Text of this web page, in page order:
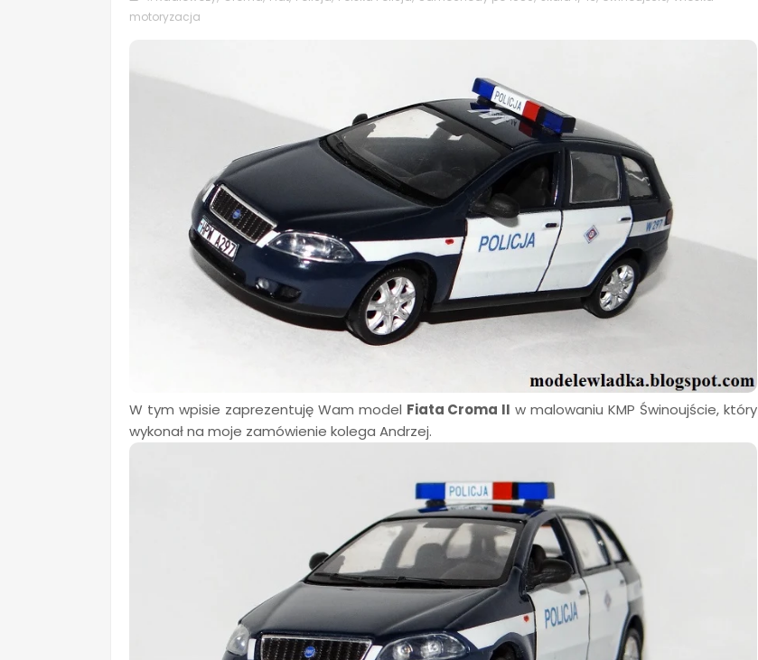
motoryzacja
W tym wpisie zaprezentuję Wam model Fiata Croma II w malowaniu KMP Świnoujście, który
wykonał na moje zamówienie kolega Andrzej.